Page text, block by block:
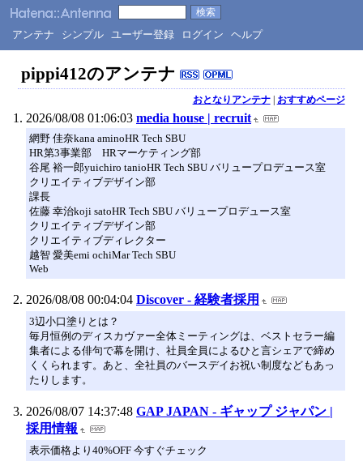
アンテナ シンプル ユーザー登録 ログイン ヘルプ
pippi412のアンテナ
おとなりアンテナ| おすすめページ
2026/08/08 01:06:03 media house | recruit
網野 佳奈kana aminoHR Tech SBU
HR第3事業部 HRマーケティング部
谷尾 裕一郎yuichiro tanioHR Tech SBU バリュープロデュース室
クリエイティブデザイン部
課長
佐藤 幸治koji satoHR Tech SBU バリュープロデュース室
クリエイティブデザイン部
クリエイティブディレクター
越智 愛美emi ochiMar Tech SBU
Web
2026/08/08 00:04:04 Discover - 経験者採用
3辺小口塗りとは？
毎月恒例のディスカヴァー全体ミーティングは、ベストセラー編
集者による俳句で幕を開け、社員全員によるひと言シェアで締め
くくられます。あと、全社員のバースデイお祝い制度などもあっ
たりします。
2026/08/07 14:37:48 GAP JAPAN - ギャップ ジャパン |
採用情報
表示価格より40%OFF 今すぐチェック